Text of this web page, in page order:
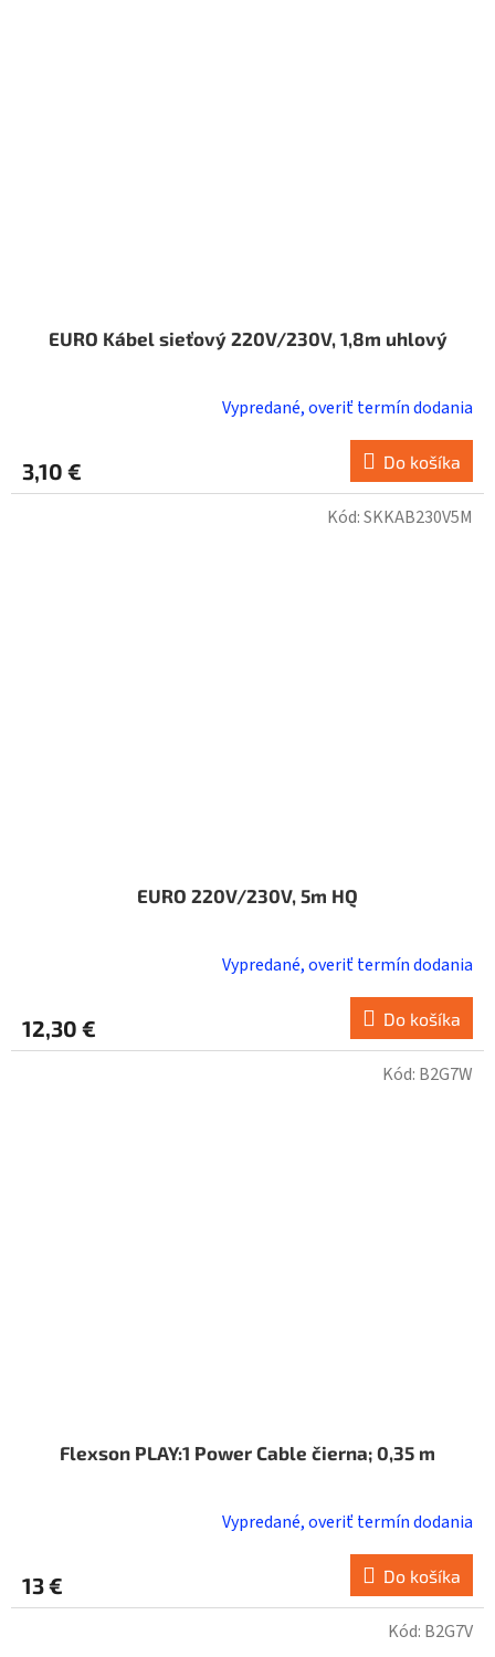
EURO Kábel sieťový 220V/230V, 1,8m uhlový
Vypredané, overiť termín dodania
3,10 € Do košíka
EURO 220V/230V, 5m HQ
Vypredané, overiť termín dodania
12,30 € Do košíka
Kód:SKKAB230V5M
Flexson PLAY:1 Power Cable čierna; 0,35 m
Vypredané, overiť termín dodania
13 € Do košíka
Kód: B2G7W
Kód: B2G7V